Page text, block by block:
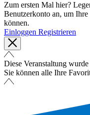
Zum ersten Mal hier?
Benutzerkonto an, um
können.
Einloggen Registrieren
Diese Veranstaltung
Sie können alle Ihre